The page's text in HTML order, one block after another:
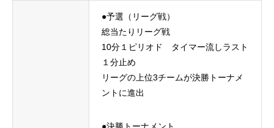
●予選（リーグ戦）
総当たりリーグ戦
10分１ピリオド タイマー流しラスト
１分止め
リーグの上位3チームが決勝トーナメ
ントに進出